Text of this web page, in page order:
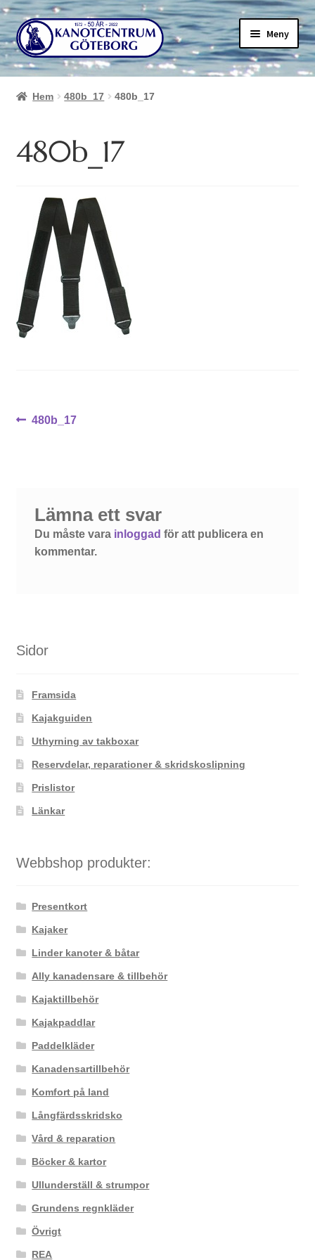
Hoppa
till
navigering
Hoppa
till
innehåll
Meny
Hem 480b_17 480b_17
480b_17
Inläggsnavigering
Föregående
480b_17
Lämna ett svar
Du måste vara inloggad för att publicera en
kommentar.
Sidor
Framsida
Kajakguiden
Uthyrning av takboxar
Reservdelar, reparationer & skridskoslipning
Prislistor
Länkar
Webbshop produkter:
Presentkort
Kajaker
Linder kanoter & båtar
Ally kanadensare & tillbehör
Kajaktillbehör
Kajakpaddlar
Paddelkläder
Kanadensartillbehör
Komfort på land
Långfärdsskridsko
Vård & reparation
Böcker & kartor
Ullunderställ & strumpor
Grundens regnkläder
Övrigt
REA